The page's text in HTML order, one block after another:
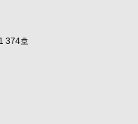
374호